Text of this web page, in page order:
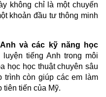
không chỉ là một chuyến
khoản đầu tư thông minh
và các kỹ năng học
tiếng Anh trong môi
học học thuật chuyên sâu
trình còn giúp các em làm
tiến của Mỹ.